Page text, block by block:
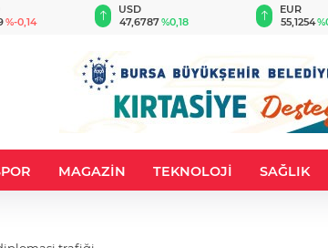
%-0,14
USD
47,6787%0,18
EUR
55,1254
MAGAZİN TEKNOLOJİ SAĞLIK